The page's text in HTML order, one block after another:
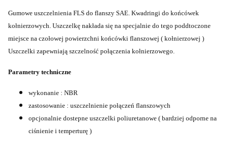
Gumowe uszczelnienia FLS do flanszy SAE. Kwadringi do końcówek
kołnierzowych. Uszczelkę nakłada się na specjalnie do tego poddtoczone
miejsce na czołowej powierzchni końcówki flanszowej ( kołnierzowej )
Uszczelki zapewniają szczelność połączenia kołnierzowego.
Parametry techniczne
wykonanie : NBR
zastosowanie : uszczelnienie połączeń flanszowych
opcjonalnie dostepne uszczelki poliuretanowe ( bardziej odporne na
ciśnienie i temperturę )